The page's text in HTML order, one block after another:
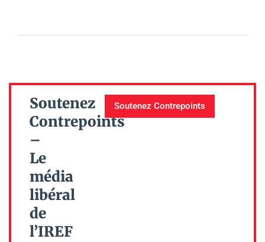
Soutenez
Contrepoints
–
Le
média
libéral
de
l’IREF
Soutenez Contrepoints